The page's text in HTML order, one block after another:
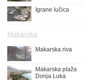
Igrane lučica
Makarska
Makarska riva
Makarska plaža
Donja Luka